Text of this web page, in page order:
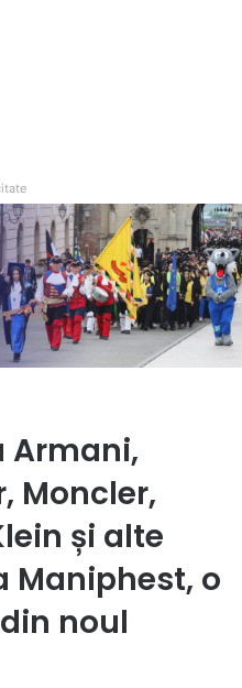
Armani,
Moncler,
și alte
Maniphest, o
noul